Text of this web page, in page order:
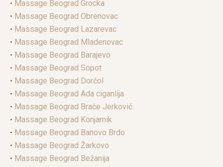
• Massage Beograd Grocka
• Massage Beograd Obrenovac
• Massage Beograd Lazarevac
• Massage Beograd Mladenovac
• Massage Beograd Barajevo
• Massage Beograd Sopot
• Massage Beograd Dorćol
• Massage Beograd Ada ciganlija
• Massage Beograd Braće Jerković
• Massage Beograd Konjarnik
• Massage Beograd Banovo Brdo
• Massage Beograd Žarkovo
• Massage Beograd Bežanija